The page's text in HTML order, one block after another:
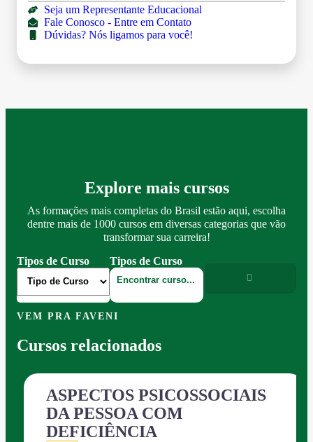
Seja um Representante Educacional
Fale Conosco - Entre em Contato
Dúvidas? Nós ligamos para você!
Explore mais cursos
As formações mais completas do Brasil estão aqui, escolha
dentre mais de 1000 cursos em diversas categorias que vão
transformar sua carreira!
Tipos de Curso
Tipos de Curso
VEM PRA FAVENI
Cursos relacionados
ASPECTOS PSICOSSOCIAIS
DA PESSOA COM
DEFICIÊNCIA